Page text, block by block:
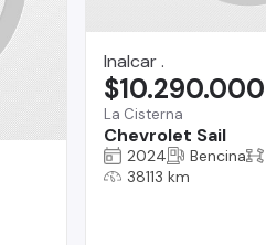
Inalcar .
La Cisterna
Chevrolet Sail
$10.290.000
2024 Bencina
38113 km